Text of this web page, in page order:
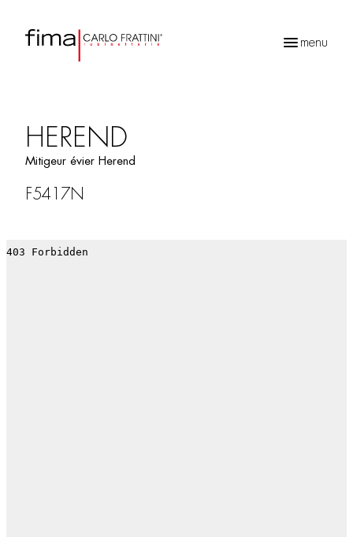
menu
HEREND
Mitigeur évier Herend
F5417N